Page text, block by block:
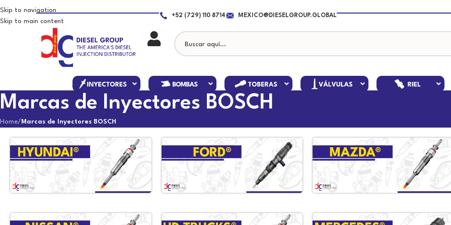
Skip to navigation
Skip to main content
+52 (729) 110 8714 MEXICO@DIESELGROUP.GLOBAL
Marcas de Inyectores BOSCH
Home/ Marcas de Inyectores BOSCH